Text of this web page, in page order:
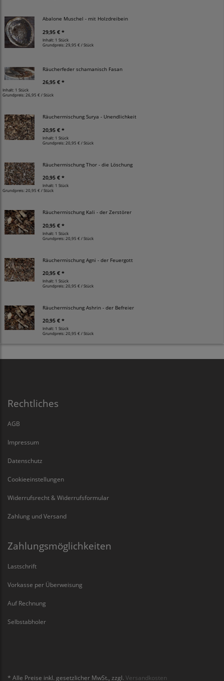
Abalone Muschel - mit Holzdreibein
29,95 € *
Inhalt: 1 Stück
Grundpreis: 29,95 € / Stück
Räucherfeder schamanisch Fasan
26,95 € *
Inhalt: 1 Stück
Grundpreis:26,95 € / Stück
Räuchermischung Surya - Unendlichkeit
20,95 € *
Inhalt: 1 Stück
Grundpreis: 20,95 € / Stück
Räuchermischung Thor - die Löschung
20,95 € *
Inhalt: 1 Stück
Grundpreis: 20,95 € / Stück
Räuchermischung Kali - der Zerstörer
20,95 € *
Inhalt: 1 Stück
Grundpreis: 20,95 € / Stück
Räuchermischung Agni - der Feuergott
20,95 € *
Inhalt: 1 Stück
Grundpreis: 20,95 € / Stück
Räuchermischung Ashrin - der Befreier
20,95 € *
Inhalt: 1 Stück
Grundpreis:20,95 € / Stück
Rechtliches
AGB
Impressum
Datenschutz
Cookieeinstellungen
Widerrufsrecht & Widerrufsformular
Zahlung und Versand
Zahlungsmöglichkeiten
Lastschrift
Vorkasse per Überweisung
Auf Rechnung
Selbstabholer
* Alle Preise inkl. gesetzlicher MwSt., zzgl. Versandkosten